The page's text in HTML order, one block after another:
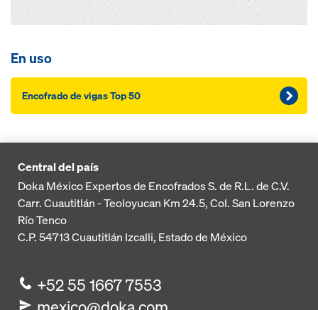
En uso
Encofrado de vigas Top 50
Central del país
Doka México Expertos de Encofrados S. de R.L. de C.V.
Carr. Cuautitlán - Teoloyucan Km 24.5, Col. San Lorenzo
Río Tenco
C.P. 54713Cuautitlán Izcalli, Estado de México
+52 55 1667 7553